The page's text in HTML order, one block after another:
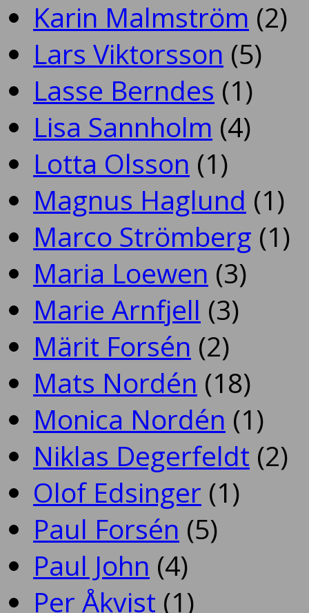
Karin Malmström (2)
Lars Viktorsson (5)
Lasse Berndes (1)
Lisa Sannholm (4)
Lotta Olsson (1)
Magnus Haglund (1)
Marco Strömberg (1)
Maria Loewen (3)
Marie Arnfjell (3)
Märit Forsén (2)
Mats Nordén (18)
Monica Nordén (1)
Niklas Degerfeldt (2)
Olof Edsinger (1)
Paul Forsén (5)
Paul John (4)
Per Åkvist (1)